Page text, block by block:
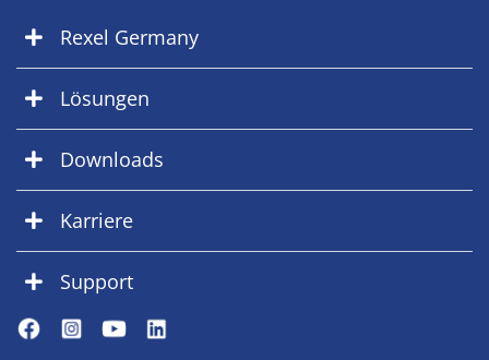
Rexel Germany
Lösungen
Downloads
Karriere
Support